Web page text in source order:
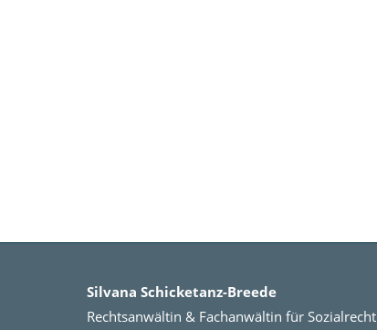
Silvana Schicketanz-Breede
Rechtsanwältin & Fachanwältin für Sozialrecht